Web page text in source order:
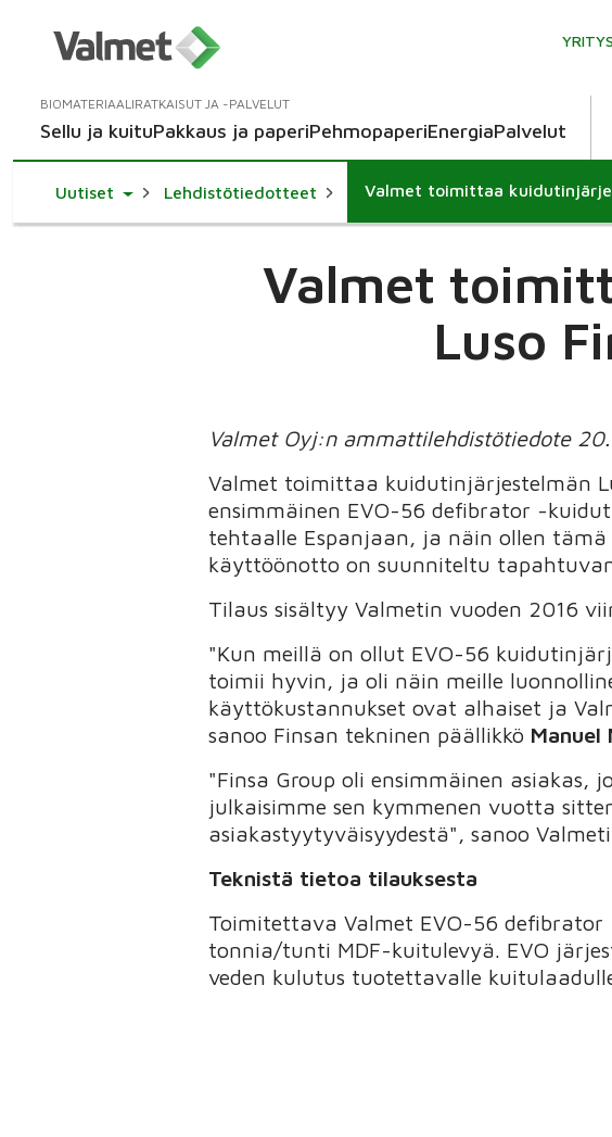
BIOMATERIAALIRATKAISUT JA -PALVELUT
Sellu ja kuituPakkaus ja paperiPehmopaperiEnergiaPalvelut
Uutiset Toggle Dropdown
Lehdistötiedotteet Valmet toimittaa
Valmet
Luso
Valmet Oyj:n ammattilehdistötiedote
Valmet toimittaa kuidutinjärjestelmän
ensimmäinen EVO-56 defibrator -
tehtaalle Espanjaan, ja näin ollen
käyttöönotto on suunniteltu
Tilaus sisältyy Valmetin vuoden 2016
"Kun meillä on ollut EVO-56
toimii hyvin, ja oli näin meille
käyttökustannukset ovat alhaiset ja
sanoo Finsan tekninen päällikkö Manuel
"Finsa Group oli ensimmäinen asiakas,
julkaisimme sen kymmenen vuotta
asiakastyytyväisyydestä", sanoo
Teknistä tietoa tilauksesta
Toimitettava Valmet EVO-56
tonnia/tunti MDF-kuitulevyä. EVO
veden kulutus tuotettavalle